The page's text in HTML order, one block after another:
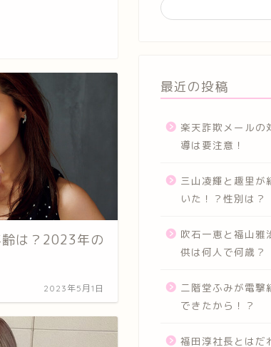
は？2023年の
2023年5月1日
最近の投稿
楽天詐欺メール
導は要注意！
三山凌輝と趣里が
いた！？性別は？
吹石一恵と福山雅
供は何人で何歳？
二階堂ふみが電撃
できたから！？
福田淳社長とはだ